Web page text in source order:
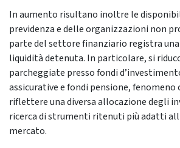
In aumento risultano inoltre le
previdenza e delle organizzazioni non
parte del settore finanziario registra
liquidità detenuta. In particolare, si
parcheggiate presso fondi
assicurative e fondi pensione, fenomeno
riflettere una diversa allocazione degli
ricerca di strumenti ritenuti più adatti
mercato.